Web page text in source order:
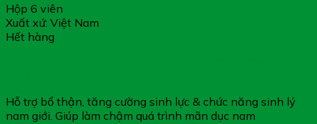
Hộp 6 viên
Xuất xứ: Việt Nam
Hết hàng
Hỗ trợ bổ thận, tăng cường sinh lực & chức năng sinh lý
nam giới. Giúp làm chậm quá trình mãn dục nam